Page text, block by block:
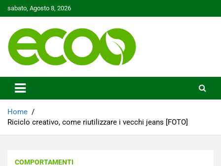
to
sabato, Agosto 8, 2026
Ecoo.it
Home
Riciclo creativo, come riutilizzare i vecchi jeans [FOTO]
COMPORTAMENTI